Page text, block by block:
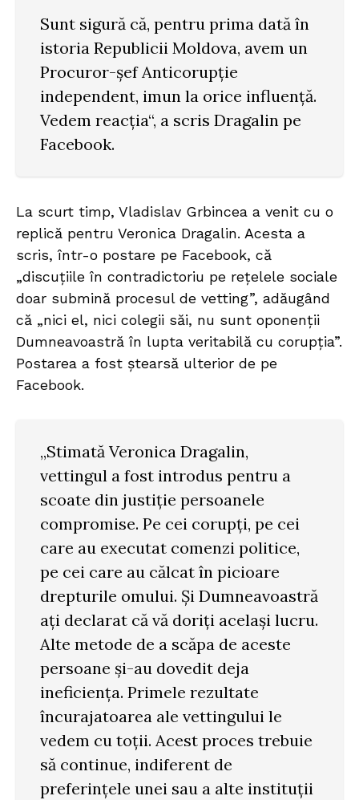
Sunt sigură că, pentru prima dată în
istoria Republicii Moldova, avem un
Procuror-șef Anticorupție
independent, imun la orice influență.
Vedem reacția“, a scris Dragalin pe
Facebook.
La scurt timp, Vladislav Grbincea a venit cu o
replică pentru Veronica Dragalin. Acesta a
scris, într-o postare pe Facebook, că
„discuțiile în contradictoriu pe rețelele sociale
doar submină procesul de vetting”, adăugând
că „nici el, nici colegii săi, nu sunt oponenții
Dumneavoastră în lupta veritabilă cu corupția”.
Postarea a fost ștearsă ulterior de pe
Facebook.
„Stimată Veronica Dragalin,
vettingul a fost introdus pentru a
scoate din justiție persoanele
compromise. Pe cei corupți, pe cei
care au executat comenzi politice,
pe cei care au călcat în picioare
drepturile omului. Și Dumneavoastră
ați declarat că vă doriți același lucru.
Alte metode de a scăpa de aceste
persoane și-au dovedit deja
ineficiența. Primele rezultate
încurajatoarea ale vettingului le
vedem cu toții. Acest proces trebuie
să continue, indiferent de
preferințele unei sau a alte instituții